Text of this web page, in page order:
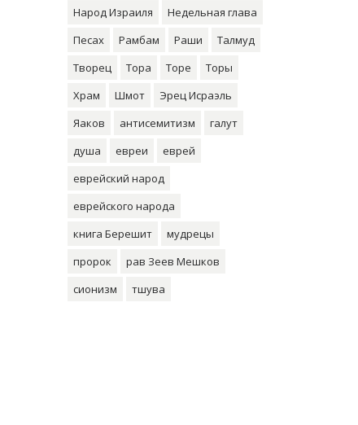
Народ Израиля
Недельная глава
Песах
Рамбам Раши
Талмуд
Творец
Тора Торе
Торы
Храм
Шмот
Эрец Исраэль
Яаков
антисемитизм
галут
душа
евреи
еврей
еврейский народ
еврейского народа
книга Берешит
мудрецы
пророк
рав Зеев Мешков
сионизм
тшува